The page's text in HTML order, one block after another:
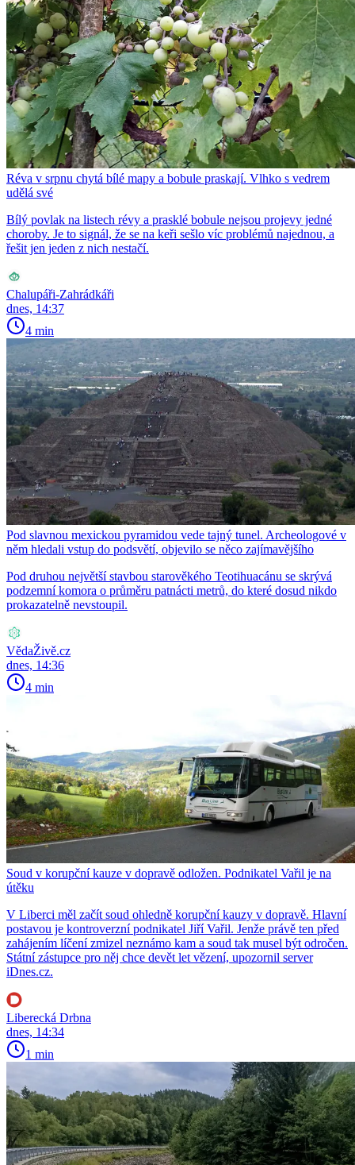
Réva v srpnu chytá bílé mapy a bobule praskají. Vlhko s vedrem
udělá své
Bílý povlak na listech révy a prasklé bobule nejsou projevy jedné
choroby. Je to signál, že se na keři sešlo víc problémů najednou, a
řešit jen jeden z nich nestačí.
Chalupáři-Zahrádkáři
dnes, 14:37
4 min
Pod slavnou mexickou pyramidou vede tajný tunel. Archeologové v
něm hledali vstup do podsvětí, objevilo se něco zajímavějšího
Pod druhou největší stavbou starověkého Teotihuacánu se skrývá
podzemní komora o průměru patnácti metrů, do které dosud nikdo
prokazatelně nevstoupil.
VědaŽivě.cz
dnes, 14:36
4 min
Soud v korupční kauze v dopravě odložen. Podnikatel Vařil je na
útěku
V Liberci měl začít soud ohledně korupční kauzy v dopravě. Hlavní
postavou je kontroverzní podnikatel Jiří Vařil. Jenže právě ten před
zahájením líčení zmizel neznámo kam a soud tak musel být odročen.
Státní zástupce pro něj chce devět let vězení, upozornil server
iDnes.cz.
Liberecká Drbna
dnes, 14:34
1 min